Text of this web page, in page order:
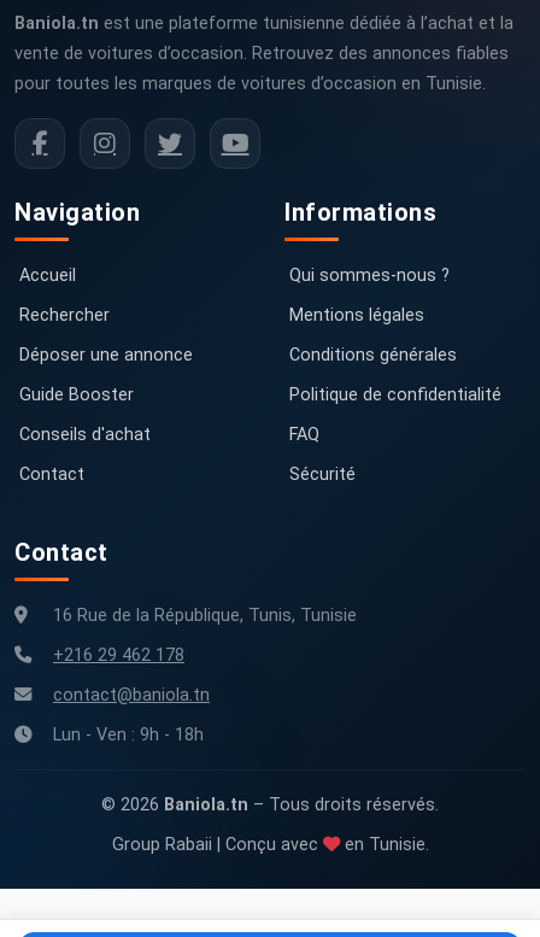
Baniola.tn est une plateforme tunisienne dédiée à l’achat et la
vente de voitures d’occasion. Retrouvez des annonces fiables
pour toutes les marques de voitures d’occasion en Tunisie.
Navigation
Accueil
Rechercher
Déposer une annonce
Guide Booster
Conseils d'achat
Contact
Informations
Qui sommes-nous ?
Mentions légales
Conditions générales
Politique de confidentialité
FAQ
Sécurité
Contact
16 Rue de la République, Tunis, Tunisie
+216 29 462 178
contact@baniola.tn
Lun - Ven : 9h - 18h
© 2026 Baniola.tn – Tous droits réservés.
Group Rabaii | Conçu avec
en Tunisie.